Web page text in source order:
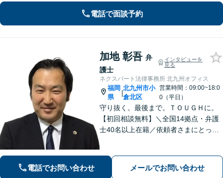
します【土日祝・当日対応可】
電話で面談予約
加地 彰吾 弁
護士
インタビューを
見る
ネクスパート法律事務所 北九州オフィス
福岡
県
|
北九州市小
倉北区
営業時間：09:00~18:0
0（平日）
守り抜く。最後まで。ＴＯＵＧＨに。
【初回相談無料】＼全国14拠点・弁護
士40名以上在籍／依頼者さまにとって
題/相続/交通事故/刑事事件など、ご相
談ください【夜間・休日対応】
電話でお問い合わせ メールでお問い合わせ